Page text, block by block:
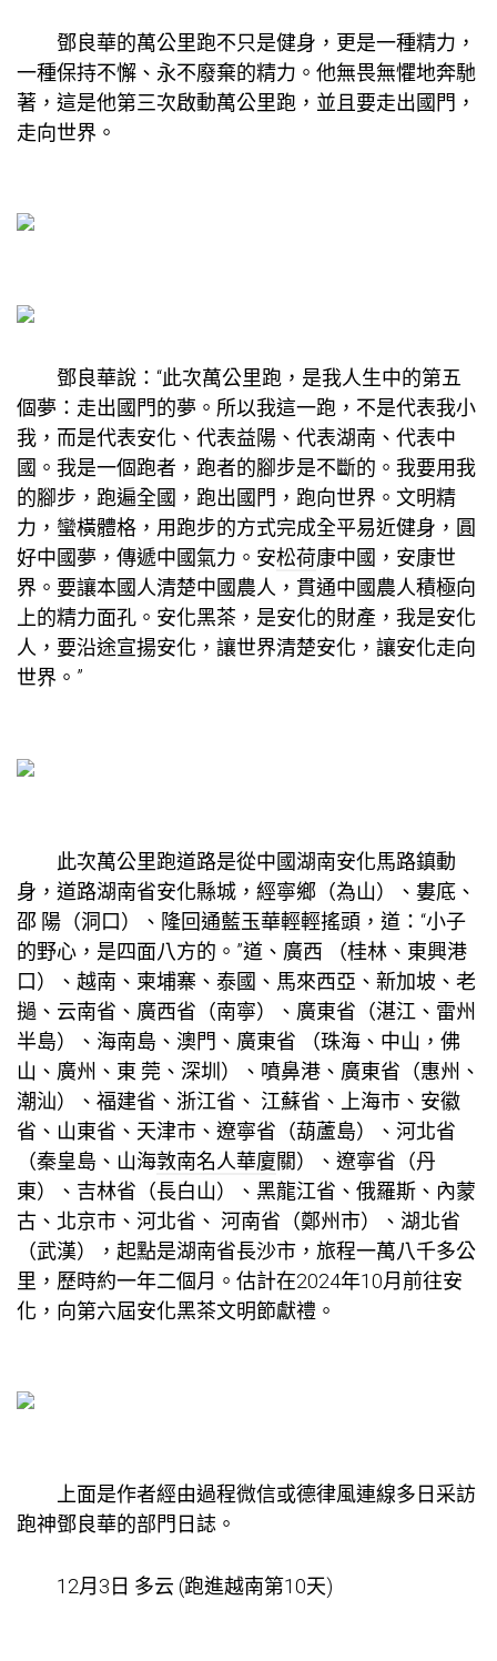
鄧良華的萬公里跑不只是健身，更是一種精力，
一種保持不懈、永不廢棄的精力。他無畏無懼地奔馳
著，這是他第三次啟動萬公里跑，並且要走出國門，
走向世界。
鄧良華說：“此次萬公里跑，是我人生中的第五
個夢：走出國門的夢。所以我這一跑，不是代表我小
我，而是代表安化、代表益陽、代表湖南、代表中
國。我是一個跑者，跑者的腳步是不斷的。我要用我
的腳步，跑遍全國，跑出國門，跑向世界。文明精
力，蠻橫體格，用跑步的方式完成全平易近健身，圓
好中國夢，傳遞中國氣力。安松荷康中國，安康世
界。要讓本國人清楚中國農人，貫通中國農人積極向
上的精力面孔。安化黑茶，是安化的財產，我是安化
人，要沿途宣揚安化，讓世界清楚安化，讓安化走向
世界。”
此次萬公里跑道路是從中國湖南安化馬路鎮動
身，道路湖南省安化縣城，經寧鄉（為山）、婁底、
邵 陽（洞口）、隆回通藍玉華輕輕搖頭，道：“小子
的野心，是四面八方的。”道、廣西 （桂林、東興港
口）、越南、柬埔寨、泰國、馬來西亞、新加坡、老
撾、云南省、廣西省（南寧）、廣東省（湛江、雷州
半島）、海南島、澳門、廣東省 （珠海、中山，佛
山、廣州、東 莞、深圳）、噴鼻港、廣東省（惠州、
潮汕）、福建省、浙江省、 江蘇省、上海市、安徽
省、山東省、天津市、遼寧省（葫蘆島）、河北省
（秦皇島、山海敦南名人華廈關）、遼寧省（丹
東）、吉林省（長白山）、黑龍江省、俄羅斯、內蒙
古、北京市、河北省、 河南省（鄭州市）、湖北省
（武漢），起點是湖南省長沙市，旅程一萬八千多公
里，歷時約一年二個月。估計在2024年10月前往安
化，向第六屆安化黑茶文明節獻禮。
上面是作者經由過程微信或德律風連線多日采訪
跑神鄧良華的部門日誌。
12月3日 多云 (跑進越南第10天)